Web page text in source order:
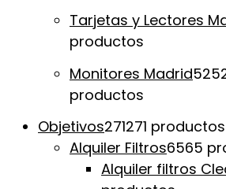
Tarjetas y Lectores
productos
Monitores Madrid52
productos
Objetivos271271 productos
Alquiler Filtros6565
Alquiler filtros